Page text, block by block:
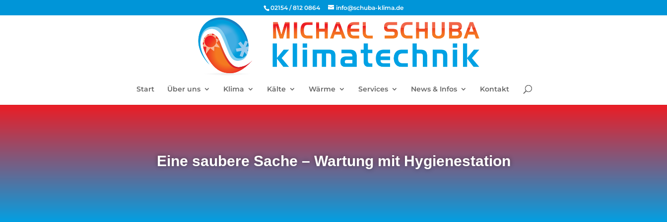
02154 / 812 0864 info@schuba-klima.de
Start Über uns Klima Kälte Wärme Services News & Infos Kontakt
Eine saubere Sache – Wartung mit Hygienestation